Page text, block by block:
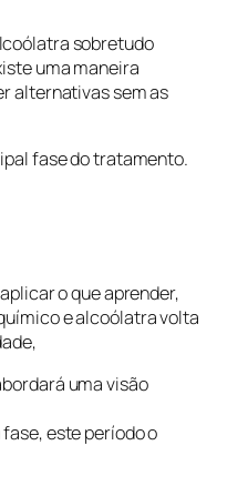
sobretudo
uma maneira
alternativas sem as
fase do tratamento.
o que aprender,
e alcoólatra volta
uma visão
este período o